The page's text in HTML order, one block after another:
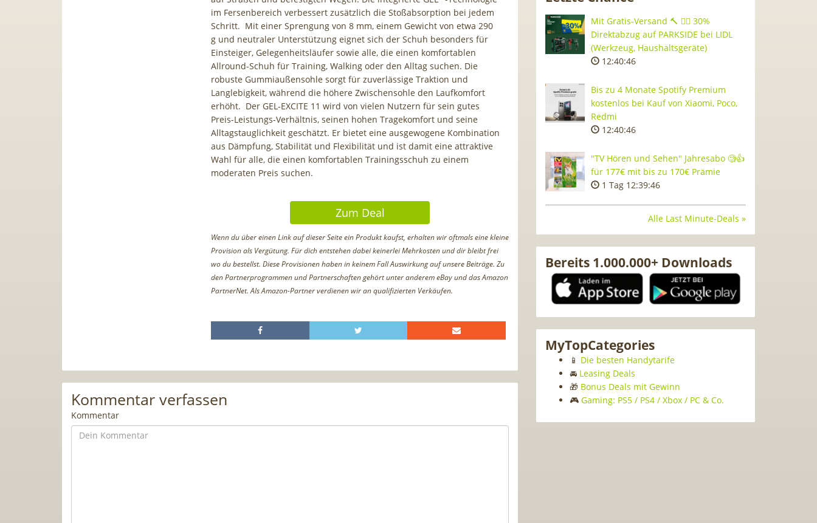
im Fersenbereich verbessert zusätzlich die Stoßabsorption bei jedem
Schritt. Mit einer Sprengung von 8 mm, einem Gewicht von etwa 290
g und neutraler Unterstützung eignet sich der Schuh besonders für
Einsteiger, Gelegenheitsläufer sowie alle, die einen komfortablen
Allround-Schuh für Training, Walking oder den Alltag suchen. Die
robuste Gummiaußensohle sorgt für zuverlässige Traktion und
Langlebigkeit, während die höhere Zwischensohle den Laufkomfort
erhöht. Der GEL-EXCITE 11 wird von vielen Nutzern für sein gutes
Preis-Leistungs-Verhältnis, seinen hohen Tragekomfort und seine
Alltagstauglichkeit geschätzt. Er bietet eine ausgewogene Kombination
aus Dämpfung, Stabilität und Flexibilität und ist damit eine attraktive
Wahl für alle, die einen komfortablen Trainingsschuh zu einem
moderaten Preis suchen.
Zum Deal
Wenn du über einen Link auf dieser Seite ein Produkt kaufst, erhalten wir oftmals eine kleine
Provision als Vergütung. Für dich entstehen dabei keinerlei Mehrkosten und dir bleibt frei
wo du bestellst. Diese Provisionen haben in keinem Fall Auswirkung auf unsere Beiträge. Zu
den Partnerprogrammen und Partnerschaften gehört unter anderem eBay und das Amazon
PartnerNet. Als Amazon-Partner verdienen wir an qualifizierten Verkäufen.
Kommentar verfassen
Kommentar
Mit Gratis-Versand 🔨 👷‍♂️ 30%
Direktabzug auf PARKSIDE bei LIDL
(Werkzeug, Haushaltsgeräte)
12:40:45
Bis zu 4 Monate Spotify Premium
kostenlos bei Kauf von Xiaomi, Poco,
Redmi
12:40:45
"TV Hören und Sehen" Jahresabo 🧐👍
für 177€ mit bis zu 170€ Prämie
1 Tag 12:39:45
Alle Last Minute-Deals »
Bereits 1.000.000+ Downloads
MyTopCategories
📱 Die besten Handytarife
🚘 Leasing Deals
🎁 Bonus Deals mit Gewinn
🎮 Gaming: PS5 / PS4 / Xbox / PC & Co.